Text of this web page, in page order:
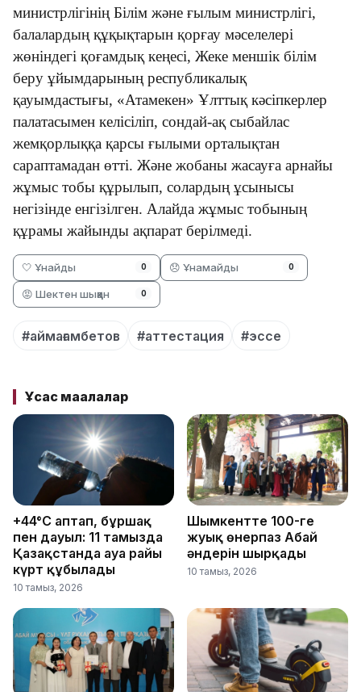
министрлігінің Білім және ғылым министрлігі,
балалардың құқықтарын қорғау мәселелері
жөніндегі қоғамдық кеңесі, Жеке меншік білім
беру ұйымдарының республикалық
қауымдастығы, «Атамекен» Ұлттық кәсіпкерлер
палатасымен келісіліп, сондай-ақ сыбайлас
жемқорлыққа қарсы ғылыми орталықтан
сараптамадан өтті. Және жобаны жасауға арнайы
жұмыс тобы құрылып, солардың ұсынысы
негізінде енгізілген. Алайда жұмыс тобының
құрамы жайынды ақпарат берілмеді.
🤍 Ұнайды 0 😞 Ұнамайды 0
😡 Шектен шыққан 0
#аймағамбетов #аттестация #эссе
Ұқсас мақалалар
+44°C аптап, бұршақ
пен дауыл: 11 тамызда
Қазақстанда ауа райы
күрт құбылады
10 тамыз, 2026
Шымкентте 100-ге
жуық өнерпаз Абай
әндерін шырқады
10 тамыз, 2026